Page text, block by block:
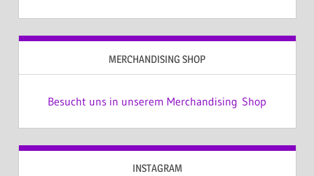
MERCHANDISING SHOP
Besucht uns in unserem Merchandising Shop
INSTAGRAM